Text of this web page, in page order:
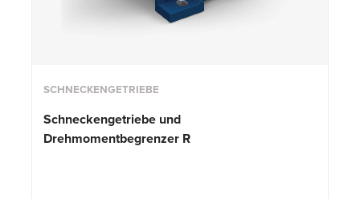
SCHNECKENGETRIEBE
Schneckengetriebe und
Drehmomentbegrenzer R